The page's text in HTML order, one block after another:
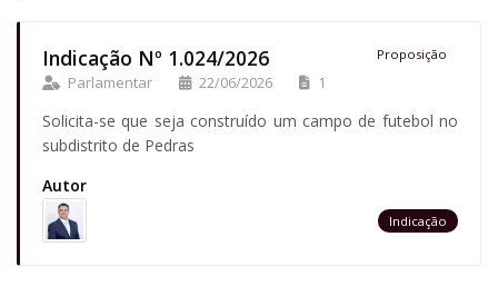
Indicação Nº 1.024/2026 Proposição
Parlamentar 22/06/2026 1
Solicita-se que seja construído um campo de futebol no
subdistrito de Pedras
Autor
Indicação